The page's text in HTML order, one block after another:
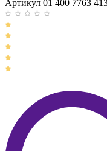
Артикул 01 400 7763